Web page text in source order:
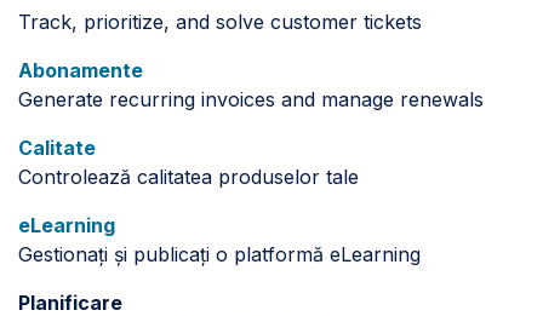
Track, prioritize, and solve customer tickets
Abonamente
Generate recurring invoices and manage renewals
Calitate
Controlează calitatea produselor tale
eLearning
Gestionați și publicați o platformă eLearning
Planificare